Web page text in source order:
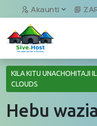
Akaunti
KILA KITU UNACHOHITAJI
CLOUDS
Hebu